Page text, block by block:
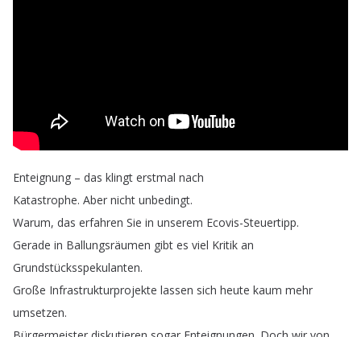
Enteignung – das klingt erstmal nach
Katastrophe. Aber nicht unbedingt.
Warum, das erfahren Sie in unserem Ecovis-Steuertipp.
Gerade in Ballungsräumen gibt es viel Kritik an
Grundstücksspekulanten.
Große Infrastrukturprojekte lassen sich heute kaum mehr
umsetzen.